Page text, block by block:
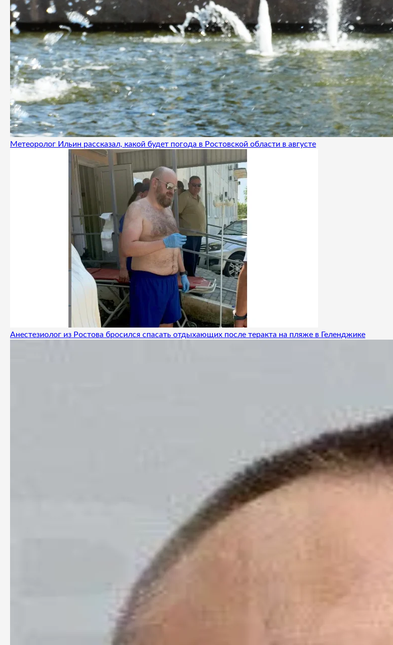
Метеоролог Ильин рассказал, какой будет погода в Ростовской области в августе
Анестезиолог из Ростова бросился спасать отдыхающих после теракта на пляже в Геленджике